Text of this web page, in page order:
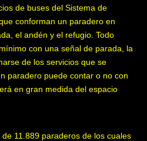
de buses del Sistema de
conforman un paradero en
el andén y el refugio. Todo
con una señal de parada, la
de los servicios que se
paradero puede contar o no con
en gran medida del espacio
11.889 paraderos de los cuales